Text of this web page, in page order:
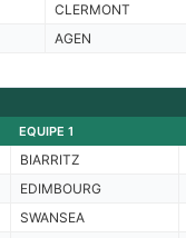
CLERMONT
AGEN
EQUIPE 1
BIARRITZ
EDIMBOURG
SWANSEA